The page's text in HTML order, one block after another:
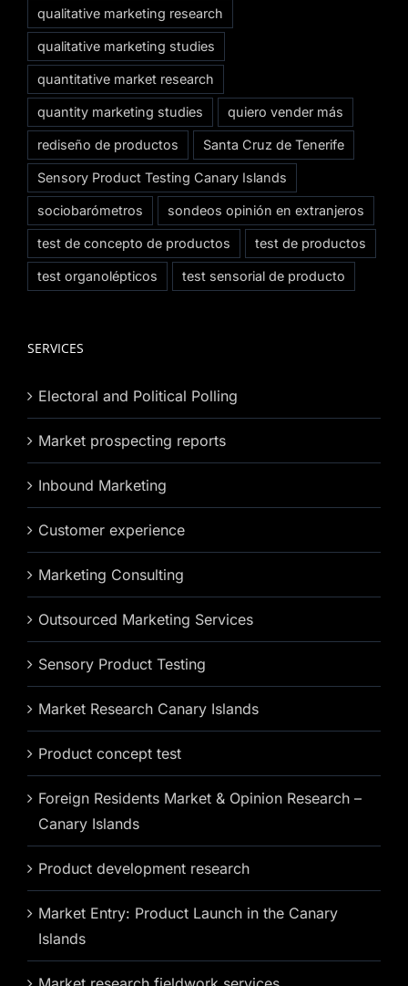
qualitative marketing research
qualitative marketing studies
quantitative market research
quantity marketing studies quiero vender más
rediseño de productos Santa Cruz de Tenerife
Sensory Product Testing Canary Islands
sociobarómetros sondeos opinión en extranjeros
test de concepto de productos test de productos
test organolépticos test sensorial de producto
SERVICES
Electoral and Political Polling
Market prospecting reports
Inbound Marketing
Customer experience
Marketing Consulting
Outsourced Marketing Services
Sensory Product Testing
Market Research Canary Islands
Product concept test
Foreign Residents Market & Opinion Research –
Canary Islands
Product development research
Market Entry: Product Launch in the Canary
Islands